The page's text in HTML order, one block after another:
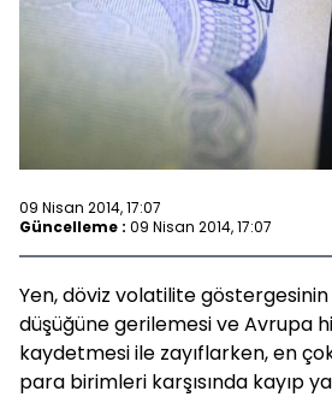
09 Nisan 2014, 17:07
Güncelleme : 09 Nisan 2014, 17:07
Yen, döviz volatilite göstergesinin
düşüğüne gerilemesi ve Avrupa
kaydetmesi ile zayıflarken, en
para birimleri karşısında kayıp